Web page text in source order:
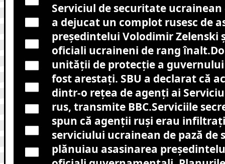
Serviciul de securitate ucrainean
a dejucat un complot rusesc de
președintelui Volodimir Zelenski
oficiali ucraineni de rang
unității de protecție a
fost arestați. SBU a declarat că
dintr-o rețea de agenți ai
rus, transmite BBC.Serviciile
spun că agenții ruși erau
serviciului ucrainean de pază de
plănuiau asasinarea